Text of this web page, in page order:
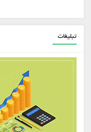
تبلیغات